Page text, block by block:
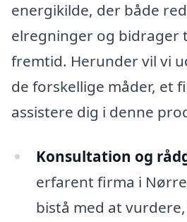
energikilde, der både
elregninger og bidrager
fremtid. Herunder vil vi
de forskellige måder, et
assistere dig i denne
Konsultation og
erfarent firma i
bistå med at